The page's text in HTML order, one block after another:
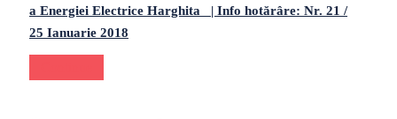
a Energiei Electrice Harghita | Info hotărâre: Nr. 21 /
25 Ianuarie 2018